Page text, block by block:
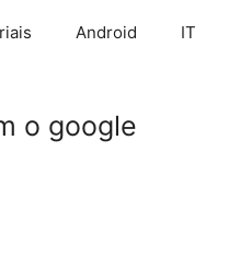
Android IT
o google